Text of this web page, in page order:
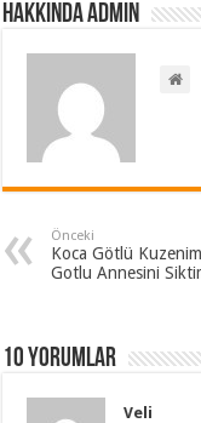
Hakkında admin
Önceki
Koca Götlü
Gotlu Annesini
10 Yorumlar
Veli